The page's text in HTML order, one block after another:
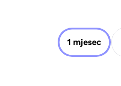
1 mjesec